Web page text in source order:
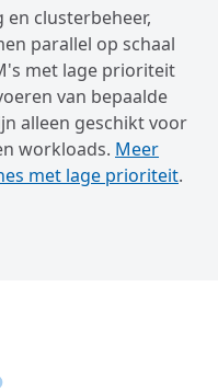
clusterbeheer,
parallel op schaal
met lage prioriteit
van bepaalde
alleen geschikt voor
workloads. Meer
met lage prioriteit.